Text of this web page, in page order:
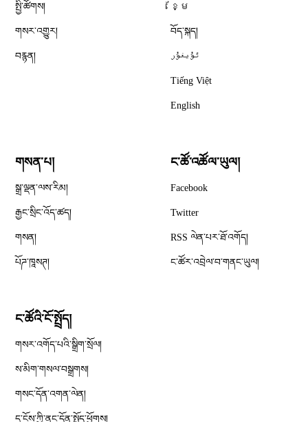
སྤྱི་ཚོགས།
གསར་འགྱུར།
བརྙན།
ខ្មែ
བོད་སྐད།
ئۇيغۇر
Tiếng Việt
English
གསན་པ།
སྒྲ་ལྡན་ལས་རིམ།
རྒྱང་སྲིང་འོད་ཚད།
གསན།
པོཌ་ཁཱསཊ།
ང་ཚོ་འཚོལ་ཡུལ།
Facebook
Twitter
RSS ལེན་པར་ཐོ་འགོད།
ང་ཚོར་འབྲེལ་བ་གནང་ཡུལ།
ང་ཚོའི་ངོ་སྤྲོད།
གསར་འགོད་པའི་སྒྲིག་སྲོལ།
ས་མིག་གསལ་བསྒྲགས།
གསང་དོན་འགན་ལེན།
དྲ་ངོས་ཀྱི་ནང་དོན་སྤྱོད་ཕྱོགས།